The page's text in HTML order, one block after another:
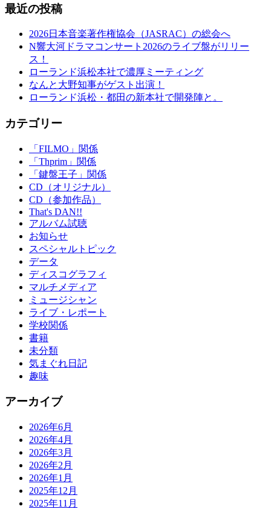
最近の投稿
2026日本音楽著作権協会（JASRAC）の総会へ
N響大河ドラマコンサート2026のライブ盤がリリー
ス！
ローランド浜松本社で濃厚ミーティング
なんと大野知事がゲスト出演！
ローランド浜松・都田の新本社で開発陣と。
カテゴリー
「FILMO」関係
「Thprim」関係
「鍵盤王子」関係
CD（オリジナル）
CD（参加作品）
That's DAN!!
アルバム試聴
お知らせ
スペシャルトピック
データ
ディスコグラフィ
マルチメディア
ミュージシャン
ライブ・レポート
学校関係
書籍
未分類
気まぐれ日記
趣味
アーカイブ
2026年6月
2026年4月
2026年3月
2026年2月
2026年1月
2025年12月
2025年11月